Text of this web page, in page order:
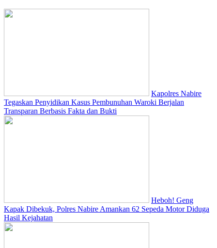
Kapolres Nabire
Tegaskan Penyidikan Kasus Pembunuhan Waroki Berjalan
Transparan Berbasis Fakta dan Bukti
Heboh! Geng
Kapak Dibekuk, Polres Nabire Amankan 62 Sepeda Motor Diduga
Hasil Kejahatan